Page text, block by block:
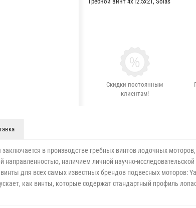
Скидки постоянным
клиентам!
в производстве гребных винтов лодочных
направленностью, наличием личной научно-
для всех самых известных брендов подвесных моторов:
как винты, которые содержат стандартный профиль